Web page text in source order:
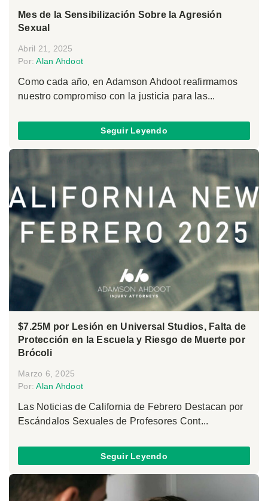
Mes de la Sensibilización Sobre la Agresión
Sexual
Abril 21, 2025
Por:Alan Ahdoot
Como cada año, en Adamson Ahdoot reafirmamos
nuestro compromiso con la justicia para las...
Seguir Leyendo
$7.25M por Lesión en Universal Studios, Falta de
Protección en la Escuela y Riesgo de Muerte por
Brócoli
Marzo 6, 2025
Por:Alan Ahdoot
Las Noticias de California de Febrero Destacan por
Escándalos Sexuales de Profesores Cont...
Seguir Leyendo